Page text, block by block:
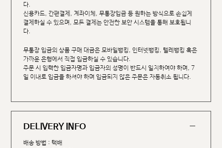
다.
신용카드, 간편결제, 계좌이체, 무통장입금 등 원하는 방식으로 손쉽게
결제하실 수 있으며, 모든 결제는 안전한 보안 시스템을 통해 보호됩니
다.
무통장 입금의 상품 구매 대금은 모바일뱅킹, 인터넷뱅킹, 텔레뱅킹 혹은
가까운 은행에서 직접 입금하실 수 있습니다.
주문 시 입력한 입금자명과 입금자의 성명이 반드시 일치하여야 하며, 7
일 이내로 입금을 하셔야 하며 입금되지 않은 주문은 자동취소 됩니다.
DELIVERY INFO
배송 방법 : 택배